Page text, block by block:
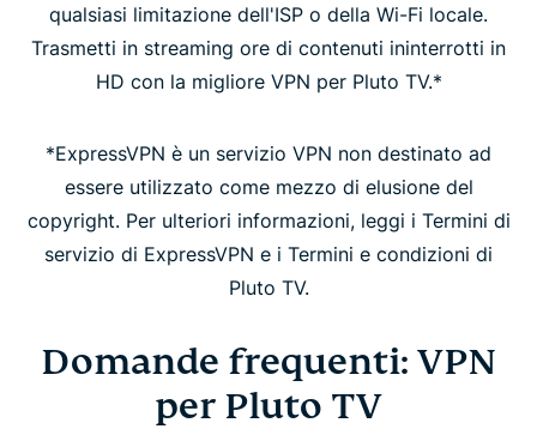
qualsiasi limitazione dell'ISP o della Wi-Fi locale.
Trasmetti in streaming ore di contenuti ininterrotti in
HD con la migliore VPN per Pluto TV.*
*ExpressVPN è un servizio VPN non destinato ad
essere utilizzato come mezzo di elusione del
copyright. Per ulteriori informazioni, leggi i Termini di
servizio di ExpressVPN e i Termini e condizioni di
Pluto TV.
Domande frequenti: VPN
per Pluto TV